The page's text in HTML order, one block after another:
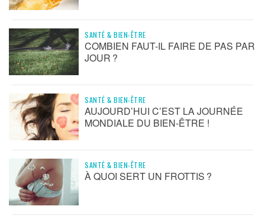
SANTÉ & BIEN-ÊTRE
COMBIEN FAUT-IL FAIRE DE PAS PAR
JOUR ?
SANTÉ & BIEN-ÊTRE
AUJOURD’HUI C’EST LA JOURNÉE
MONDIALE DU BIEN-ÊTRE !
SANTÉ & BIEN-ÊTRE
À QUOI SERT UN FROTTIS ?